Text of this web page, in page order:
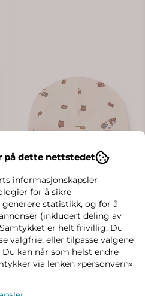
på dette nettstedet
informasjonskapsler
for å sikre
statistikk, og for å
(inkludert deling av
er helt frivillig. Du
valgfrie, eller tilpasse valgene
kan når som helst endre
via lenken «personvern»